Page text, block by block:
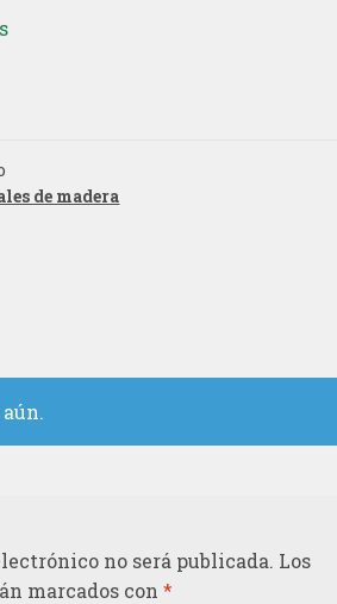
de madera
no será publicada. Los
marcados con*